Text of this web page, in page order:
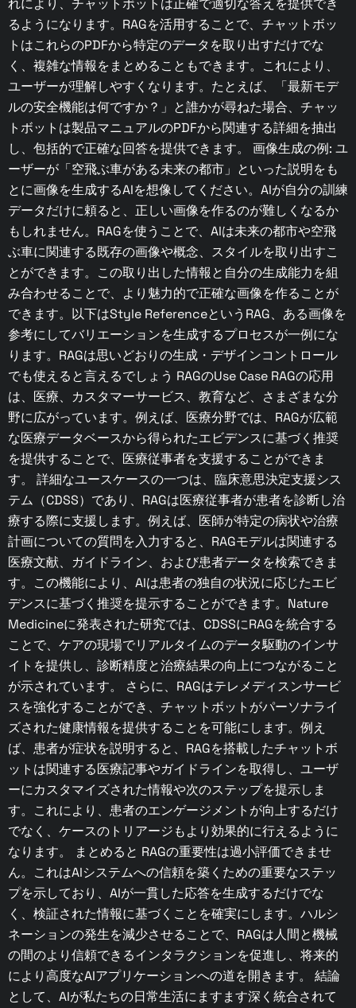
れにより、チャットボットは正確で適切な答えを提供でき
るようになります。RAGを活用することで、チャットボッ
トはこれらのPDFから特定のデータを取り出すだけでな
く、複雑な情報をまとめることもできます。これにより、
ユーザーが理解しやすくなります。たとえば、「最新モデ
ルの安全機能は何ですか？」と誰かが尋ねた場合、チャッ
トボットは製品マニュアルのPDFから関連する詳細を抽出
し、包括的で正確な回答を提供できます。 画像生成の例: ユ
ーザーが「空飛ぶ車がある未来の都市」といった説明をも
とに画像を生成するAIを想像してください。AIが自分の訓練
データだけに頼ると、正しい画像を作るのが難しくなるか
もしれません。RAGを使うことで、AIは未来の都市や空飛
ぶ車に関連する既存の画像や概念、スタイルを取り出すこ
とができます。この取り出した情報と自分の生成能力を組
み合わせることで、より魅力的で正確な画像を作ることが
できます。以下はStyle ReferenceというRAG、ある画像を
参考にしてバリエーションを生成するプロセスが一例にな
ります。RAGは思いどおりの生成・デザインコントロール
でも使えると言えるでしょう RAGのUse Case RAGの応用
は、医療、カスタマーサービス、教育など、さまざまな分
野に広がっています。例えば、医療分野では、RAGが広範
な医療データベースから得られたエビデンスに基づく推奨
を提供することで、医療従事者を支援することができま
す。 詳細なユースケースの一つは、臨床意思決定支援シス
テム（CDSS）であり、RAGは医療従事者が患者を診断し治
療する際に支援します。例えば、医師が特定の病状や治療
計画についての質問を入力すると、RAGモデルは関連する
医療文献、ガイドライン、および患者データを検索できま
す。この機能により、AIは患者の独自の状況に応じたエビ
デンスに基づく推奨を提示することができます。Nature
Medicineに発表された研究では、CDSSにRAGを統合する
ことで、ケアの現場でリアルタイムのデータ駆動のインサ
イトを提供し、診断精度と治療結果の向上につながること
が示されています。 さらに、RAGはテレメディスンサービ
スを強化することができ、チャットボットがパーソナライ
ズされた健康情報を提供することを可能にします。例え
ば、患者が症状を説明すると、RAGを搭載したチャットボ
ットは関連する医療記事やガイドラインを取得し、ユーザ
ーにカスタマイズされた情報や次のステップを提示しま
す。これにより、患者のエンゲージメントが向上するだけ
でなく、ケースのトリアージもより効果的に行えるように
なります。 まとめると RAGの重要性は過小評価できませ
ん。これはAIシステムへの信頼を築くための重要なステッ
プを示しており、AIが一貫した応答を生成するだけでな
く、検証された情報に基づくことを確実にします。ハルシ
ネーションの発生を減少させることで、RAGは人間と機械
の間のより信頼できるインタラクションを促進し、将来的
により高度なAIアプリケーションへの道を開きます。 結論
として、AIが私たちの日常生活にますます深く統合されて